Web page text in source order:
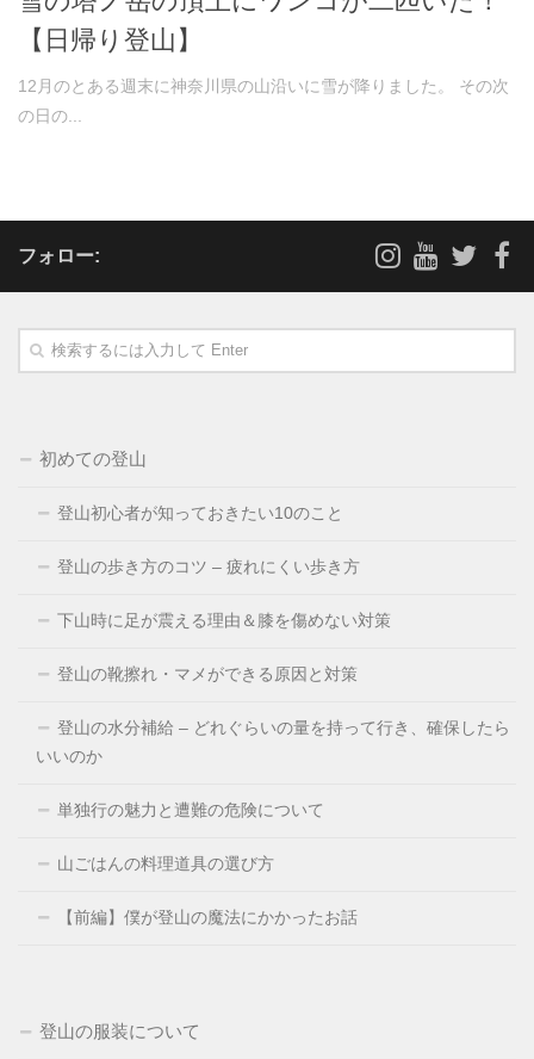
【日帰り登山】
12月のとある週末に神奈川県の山沿いに雪が降りました。 その次
の日の...
フォロー:
初めての登山
登山初心者が知っておきたい10のこと
登山の歩き方のコツ – 疲れにくい歩き方
下山時に足が震える理由＆膝を傷めない対策
登山の靴擦れ・マメができる原因と対策
登山の水分補給 – どれぐらいの量を持って行き、確保したら
いいのか
単独行の魅力と遭難の危険について
山ごはんの料理道具の選び方
【前編】僕が登山の魔法にかかったお話
登山の服装について